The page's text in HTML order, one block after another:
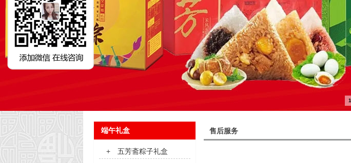
1
售后服务
端午礼盒
+ 五芳斋粽子礼盒